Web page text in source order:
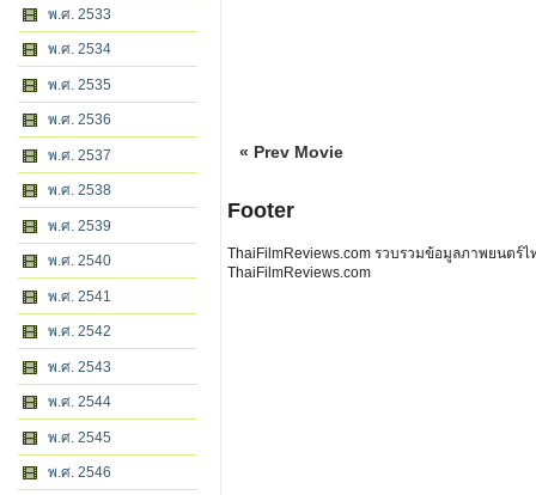
พ.ศ. 2533
พ.ศ. 2534
พ.ศ. 2535
พ.ศ. 2536
พ.ศ. 2537
พ.ศ. 2538
พ.ศ. 2539
พ.ศ. 2540
พ.ศ. 2541
พ.ศ. 2542
พ.ศ. 2543
พ.ศ. 2544
พ.ศ. 2545
พ.ศ. 2546
« Prev Movie
Footer
ThaiFilmReviews.com รวบรวมข้อมูลภาพยนตร์
ThaiFilmReviews.com